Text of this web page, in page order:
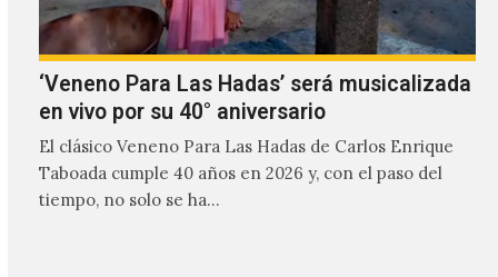
‘Veneno Para Las Hadas’ será musicalizada
en vivo por su 40° aniversario
El clásico Veneno Para Las Hadas de Carlos Enrique
Taboada cumple 40 años en 2026 y, con el paso del
tiempo, no solo se ha…